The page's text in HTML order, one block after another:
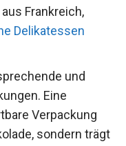
Frankreich,
Delikatessen
und
Eine
Verpackung
sondern trägt